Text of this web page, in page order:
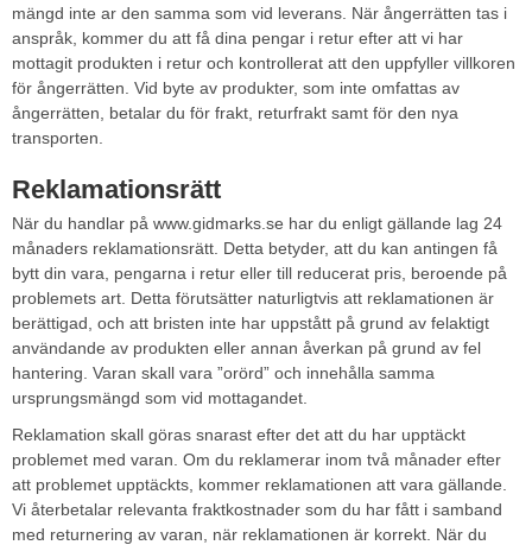
mängd inte ar den samma som vid leverans. När ångerrätten tas i
anspråk, kommer du att få dina pengar i retur efter att vi har
mottagit produkten i retur och kontrollerat att den uppfyller villkoren
för ångerrätten. Vid byte av produkter, som inte omfattas av
ångerrätten, betalar du för frakt, returfrakt samt för den nya
transporten.
Reklamationsrätt
När du handlar på www.gidmarks.se har du enligt gällande lag 24
månaders reklamationsrätt. Detta betyder, att du kan antingen få
bytt din vara, pengarna i retur eller till reducerat pris, beroende på
problemets art. Detta förutsätter naturligtvis att reklamationen är
berättigad, och att bristen inte har uppstått på grund av felaktigt
användande av produkten eller annan åverkan på grund av fel
hantering. Varan skall vara ”orörd” och innehålla samma
ursprungsmängd som vid mottagandet.
Reklamation skall göras snarast efter det att du har upptäckt
problemet med varan. Om du reklamerar inom två månader efter
att problemet upptäckts, kommer reklamationen att vara gällande.
Vi återbetalar relevanta fraktkostnader som du har fått i samband
med returnering av varan, när reklamationen är korrekt. När du